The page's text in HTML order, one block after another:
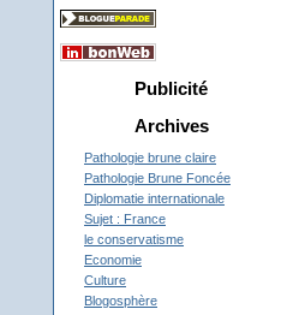
Publicité
Archives
Pathologie brune claire
Pathologie Brune Foncée
Diplomatie internationale
Sujet : France
le conservatisme
Economie
Culture
Blogosphère